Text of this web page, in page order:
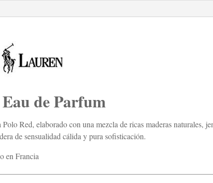
de Parfum
Red, elaborado con una mezcla de ricas maderas naturales,
de sensualidad cálida y pura sofisticación.
en Francia